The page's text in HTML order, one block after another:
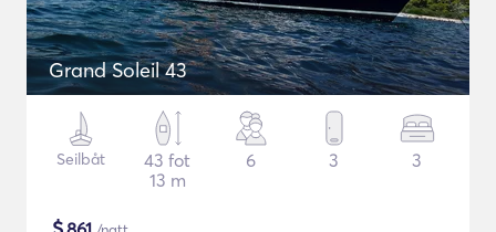
Grand Soleil 43
Seilbåt
43 fot
13 m
6 3 3